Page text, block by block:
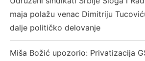
maja polažu venac Dimitriju
dalje političko delovanje
Miša Božić upozorio: Privatizacija